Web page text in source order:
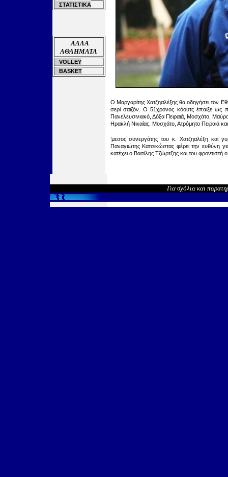
ΣΤΑΤΙΣΤΙΚΑ
ΑΛΛΑ
ΑΘΛΗΜΑΤΑ
VOLLEY
BASKET
O Μαργαρίτης Χατζηαλέξης θα οδηγήσει τον
σερί σαιζόν. Ο 51χρονος κόουτςέπαιξε ως
Πανελευσινιακό, Δόξα Πειραιά, Μοσχάτο,
Ηρακλή Νικαίας, Μοσχάτο, Ατρόμητο Πειραιά
’μεσος συνεργάτης του κ. Χατζηαλέξη και
Παναγιώτης Κατσικώστας φέρει την ευθύνη
κατέχει ο Βασίλης Τζώρτζης και του φροντιστή
Για σχόλια και